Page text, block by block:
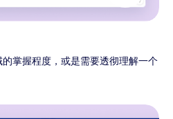
掌握程度，或是需要透彻理解一个